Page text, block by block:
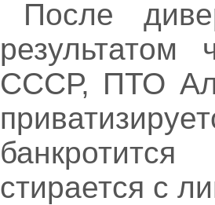
После
результатом
СССР, ПТО
стирается с